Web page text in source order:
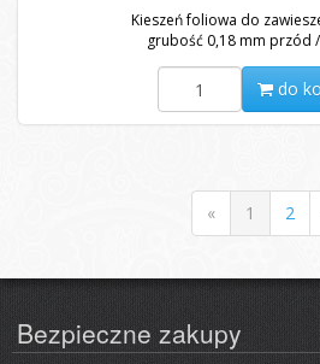
Kieszeń foliowa do
grubość 0,18 mm przód /
do
« 1 2
Bezpieczne zakupy